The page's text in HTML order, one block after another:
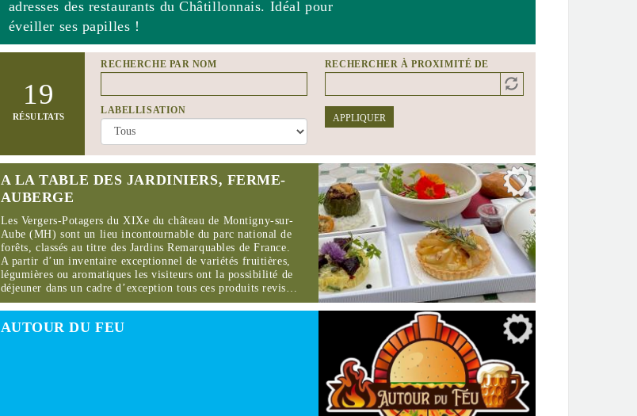
adresses des restaurants du Châtillonnais. Idéal pour
éveiller ses papilles !
19
RÉSULTATS
RECHERCHE PAR NOM RECHERCHER À PROXIMITÉ DE
LABELLISATION
APPLIQUER
A LA TABLE DES JARDINIERS, FERME-
AUBERGE
Les Vergers-Potagers du XIXe du château de Montigny-sur-
Aube (MH) sont un lieu incontournable du parc national de
forêts, classés au titre des Jardins Remarquables de France.
A partir d’un inventaire exceptionnel de variétés fruitières,
légumières ou aromatiques les visiteurs ont la possibilité de
déjeuner dans un cadre d’exception tous ces produits revis…
AUTOUR DU FEU